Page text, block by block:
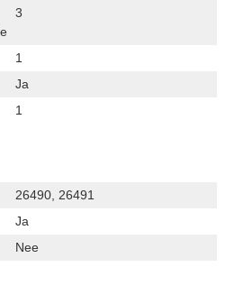
3
1
Ja
1
26490, 26491
Ja
Nee